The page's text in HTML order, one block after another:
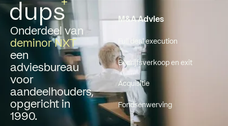
Voettekst
Onderdeel van
deminor NXT
een
adviesbureau
voor
aandeelhouders,
opgericht in
1990.
M&A Advies
Full deal execution
Bedrijfsverkoop en exit
Acquisitie
Fondsenwerving